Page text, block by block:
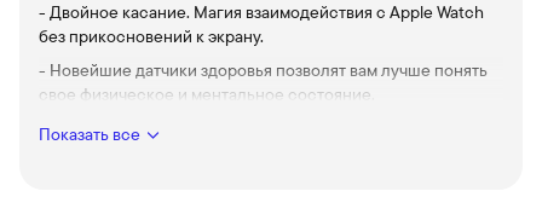
- Двойное касание. Магия взаимодействия с Apple Watch
без прикосновений к экрану.
- Новейшие датчики здоровья позволят вам лучше понять
свое физическое и ментальное состояние.
- Ваши звонки и сообщения всегда под рукой, когда iPhone
Показать все